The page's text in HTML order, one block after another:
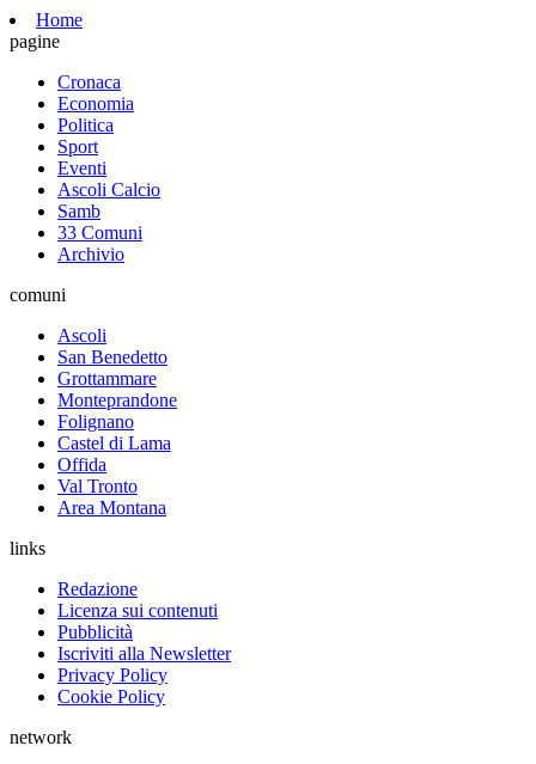
Home
pagine
Cronaca
Economia
Politica
Sport
Eventi
Ascoli Calcio
Samb
33 Comuni
Archivio
comuni
Ascoli
San Benedetto
Grottammare
Monteprandone
Folignano
Castel di Lama
Offida
Val Tronto
Area Montana
links
Redazione
Licenza sui contenuti
Pubblicità
Iscriviti alla Newsletter
Privacy Policy
Cookie Policy
network